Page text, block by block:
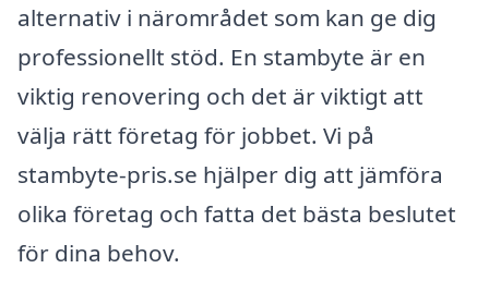
alternativ i närområdet som kan ge dig
professionellt stöd. En stambyte är en
viktig renovering och det är viktigt att
välja rätt företag för jobbet. Vi på
stambyte-pris.se hjälper dig att jämföra
olika företag och fatta det bästa beslutet
för dina behov.